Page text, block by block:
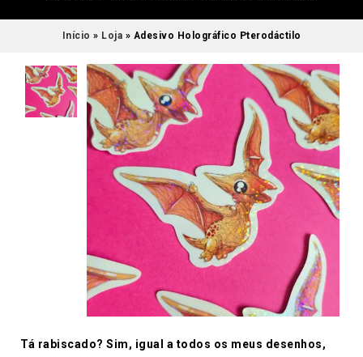
Início » Loja » Adesivo Holográfico Pterodáctilo
Tá rabiscado? Sim, igual a todos os meus desenhos,